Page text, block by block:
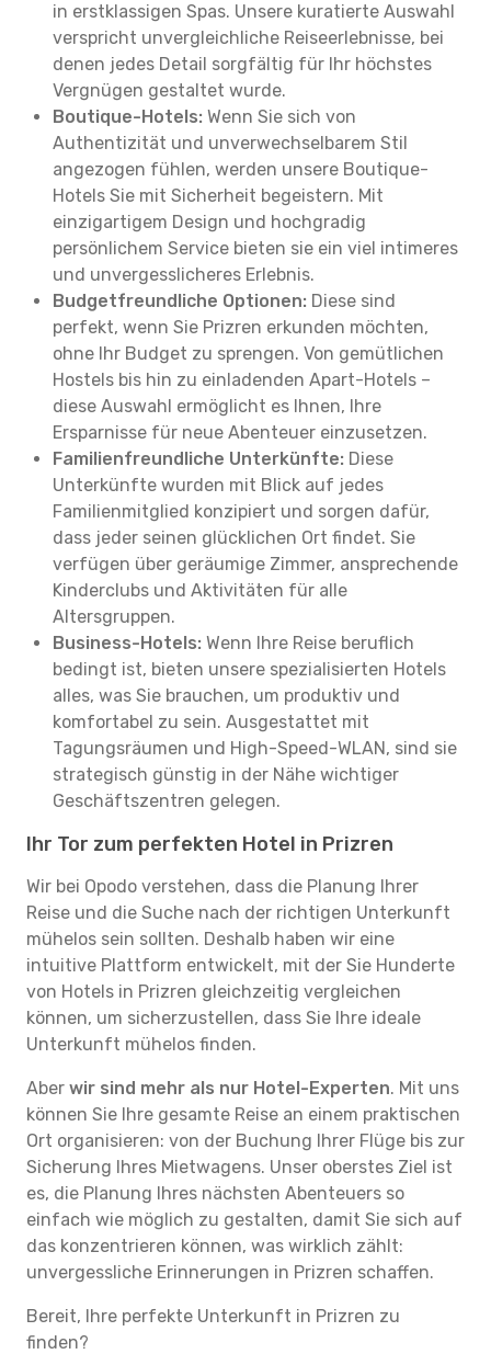
in erstklassigen Spas. Unsere kuratierte Auswahl
verspricht unvergleichliche Reiseerlebnisse, bei
denen jedes Detail sorgfältig für Ihr höchstes
Vergnügen gestaltet wurde.
Boutique-Hotels: Wenn Sie sich von
Authentizität und unverwechselbarem Stil
angezogen fühlen, werden unsere Boutique-
Hotels Sie mit Sicherheit begeistern. Mit
einzigartigem Design und hochgradig
persönlichem Service bieten sie ein viel intimeres
und unvergesslicheres Erlebnis.
Budgetfreundliche Optionen: Diese sind
perfekt, wenn Sie Prizren erkunden möchten,
ohne Ihr Budget zu sprengen. Von gemütlichen
Hostels bis hin zu einladenden Apart-Hotels –
diese Auswahl ermöglicht es Ihnen, Ihre
Ersparnisse für neue Abenteuer einzusetzen.
Familienfreundliche Unterkünfte: Diese
Unterkünfte wurden mit Blick auf jedes
Familienmitglied konzipiert und sorgen dafür,
dass jeder seinen glücklichen Ort findet. Sie
verfügen über geräumige Zimmer, ansprechende
Kinderclubs und Aktivitäten für alle
Altersgruppen.
Business-Hotels: Wenn Ihre Reise beruflich
bedingt ist, bieten unsere spezialisierten Hotels
alles, was Sie brauchen, um produktiv und
komfortabel zu sein. Ausgestattet mit
Tagungsräumen und High-Speed-WLAN, sind sie
strategisch günstig in der Nähe wichtiger
Geschäftszentren gelegen.
Ihr Tor zum perfekten Hotel in Prizren
Wir bei Opodo verstehen, dass die Planung Ihrer
Reise und die Suche nach der richtigen Unterkunft
mühelos sein sollten. Deshalb haben wir eine
intuitive Plattform entwickelt, mit der Sie Hunderte
von Hotels in Prizren gleichzeitig vergleichen
können, um sicherzustellen, dass Sie Ihre ideale
Unterkunft mühelos finden.
Aber wir sind mehr als nur Hotel-Experten. Mit uns
können Sie Ihre gesamte Reise an einem praktischen
Ort organisieren: von der Buchung Ihrer Flüge bis zur
Sicherung Ihres Mietwagens. Unser oberstes Ziel ist
es, die Planung Ihres nächsten Abenteuers so
einfach wie möglich zu gestalten, damit Sie sich auf
das konzentrieren können, was wirklich zählt:
unvergessliche Erinnerungen in Prizren schaffen.
Bereit, Ihre perfekte Unterkunft in Prizren zu
finden?